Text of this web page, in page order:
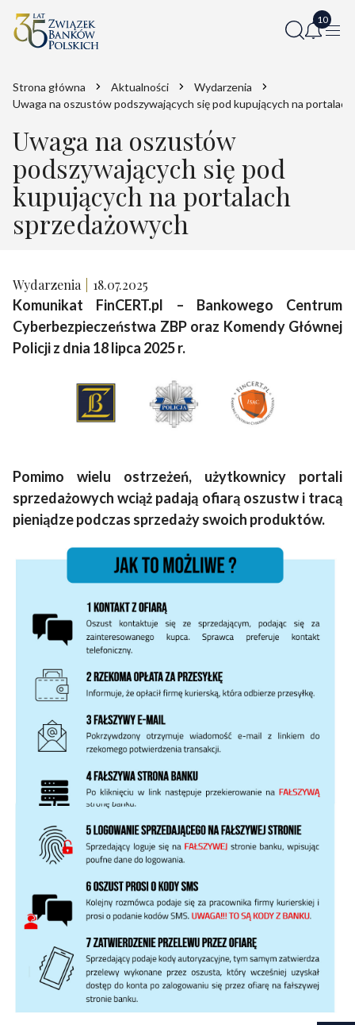
Strona główna Aktualności
Wydarzenia
Uwaga na oszustów podszywających się pod kupujących na
Uwaga na oszustów
podszywających się pod
kupujących na portalach
sprzedażowych
Wydarzenia 18.07.2025
Komunikat FinCERT.pl – Bankowego Centrum
Cyberbezpieczeństwa ZBP oraz Komendy Głównej
Policji z dnia 18 lipca 2025 r.
Pomimo wielu ostrzeżeń, użytkownicy portali
sprzedażowych wciąż padają ofiarą oszustw i tracą
pieniądze podczas sprzedaży swoich produktów.